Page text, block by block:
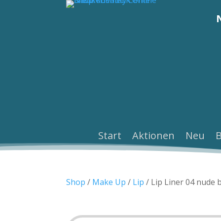
Start Aktionen Neu
Shop / Make Up / Lip / Lip Liner 04 nude